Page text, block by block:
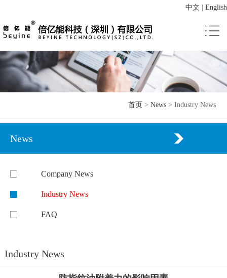
中文 English
首页> News> Industry News
News
Company News
Industry News
FAQ
Industry News